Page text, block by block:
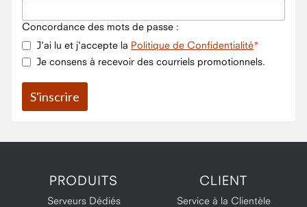
Concordance des mots de passe :
J'ai lu et j'accepte la Politique de Confidentialité
Je consens à recevoir des courriels promotionnels.
PRODUITS
Serveurs Dédiés
CLIENT
Service à la Clientèle